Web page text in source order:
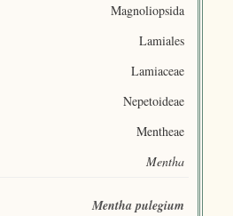
Magnoliopsida
Lamiales
Lamiaceae
Nepetoideae
Mentheae
Mentha
Mentha pulegium